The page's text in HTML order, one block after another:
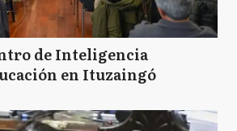
de Inteligencia
en Ituzaingó